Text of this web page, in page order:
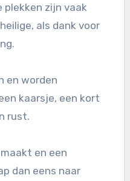
plekken zijn vaak
als dank voor
en worden
kaarsje, een kort
rust.
en een
dan eens naar